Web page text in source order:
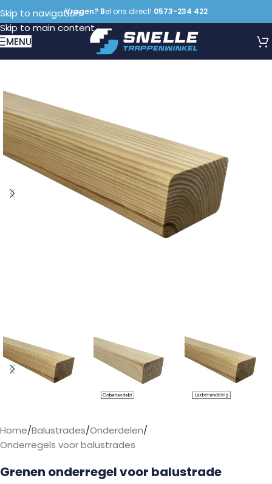
Skip to navigation
Skip to main content
Vragen? Bel ons direct! 0573-234 422
MENU
Home/Balustrades/Onderdelen/
Onderregels voor balustrades
Grenen onderregel voor balustrade